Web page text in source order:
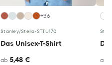
+36
Stanley/Stella•STTU170
Das Unisex-T-Shirt
ab 5,48 € ab